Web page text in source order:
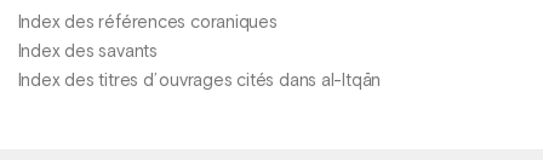
Index des références coraniques
Index des savants
Index des titres d’ ouvrages cités dans al-Itqān